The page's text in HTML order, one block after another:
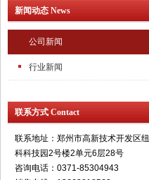
新闻动态 News
公司新闻
行业新闻
联系方式 Contact
联系地址：郑州市高新技术开发区纽
科科技园2号楼2单元6层28号
咨询电话：0371-85304943